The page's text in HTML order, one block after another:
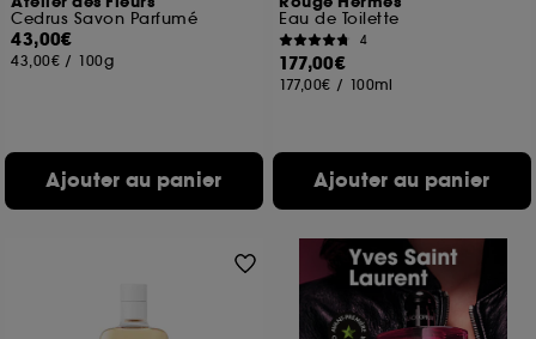
Cedrus Savon Parfumé
43,00€
43,00€ / 100g
Ajouter au panier
Eau de Toilette
4
177,00€
177,00€ / 100ml
Ajouter au panier